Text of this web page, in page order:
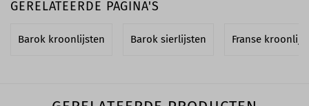
GERELATEERDE PAGINA'S
Barok kroonlijsten Barok sierlijsten Franse